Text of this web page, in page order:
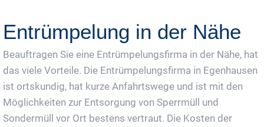
Entrümpelung in der Nähe
Beauftragen Sie eine Entrümpelungsfirma in der Nähe, hat
das viele Vorteile. Die Entrümpelungsfirma in Egenhausen
ist ortskundig, hat kurze Anfahrtswege und ist mit den
Möglichkeiten zur Entsorgung von Sperrmüll und
Sondermüll vor Ort bestens vertraut. Die Kosten der